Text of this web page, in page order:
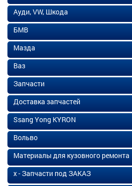
Ауди, VW, Шкода
БМВ
Мазда
Ваз
Запчасти
Доставка запчастей
Ssang Yong KYRON
Вольво
Материалы для кузовного ремонта
х - Запчасти под ЗАКАЗ